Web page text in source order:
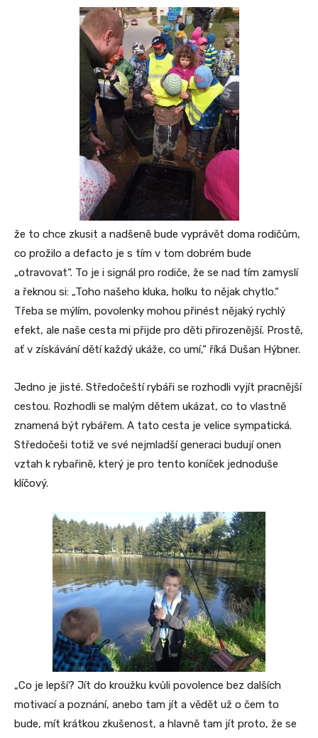
že to chce zkusit a nadšeně bude vyprávět doma rodičům,
co prožilo a defacto je s tím v tom dobrém bude
„otravovat“. To je i signál pro rodiče, že se nad tím zamyslí
a řeknou si: „Toho našeho kluka, holku to nějak chytlo.“
Třeba se mýlím, povolenky mohou přinést nějaký rychlý
efekt, ale naše cesta mi přijde pro děti přirozenější. Prostě,
ať v získávání dětí každý ukáže, co umí,“ říká Dušan Hýbner.
Jedno je jisté. Středočeští rybáři se rozhodli vyjít pracnější
cestou. Rozhodli se malým dětem ukázat, co to vlastně
znamená být rybářem. A tato cesta je velice sympatická.
Středočeši totiž ve své nejmladší generaci budují onen
vztah k rybařině, který je pro tento koníček jednoduše
klíčový.
„Co je lepší? Jít do kroužku kvůli povolence bez dalších
motivací a poznání, anebo tam jít a vědět už o čem to
bude, mít krátkou zkušenost, a hlavně tam jít proto, že se